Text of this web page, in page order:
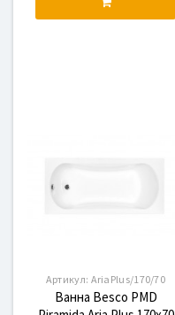
Артикул: AriaPlus/170/70
Ванна Besco PMD